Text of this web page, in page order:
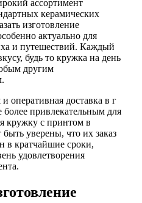
ассортимент
керамических
изготовление
актуально для
и путешествий. Каждый
будь то кружка на день
другим
оперативная доставка в г
более привлекательным для
кружку с принтом в
уверены, что их заказ
в кратчайшие сроки,
удовлетворения